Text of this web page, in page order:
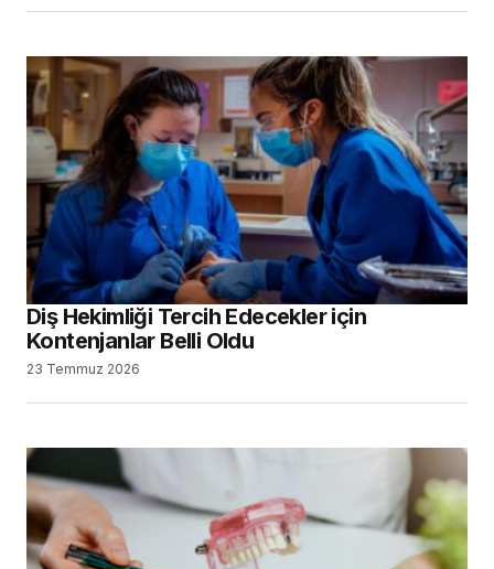
Diş Hekimliği Tercih Edecekler için
Kontenjanlar Belli Oldu
23 Temmuz 2026